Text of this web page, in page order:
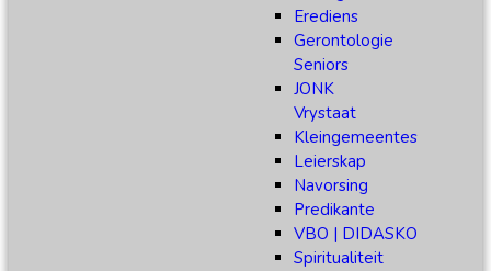
Erediens
Gerontologie
Seniors
JONK
Vrystaat
Kleingemeentes
Leierskap
Navorsing
Predikante
VBO | DIDASKO
Spiritualiteit